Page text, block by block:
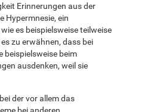
Erinnerungen aus der
Hypermnesie, ein
es beispielsweise teilweise
zu erwähnen, dass bei
beispielsweise beim
ausdenken, weil sie
bei der vor allem das